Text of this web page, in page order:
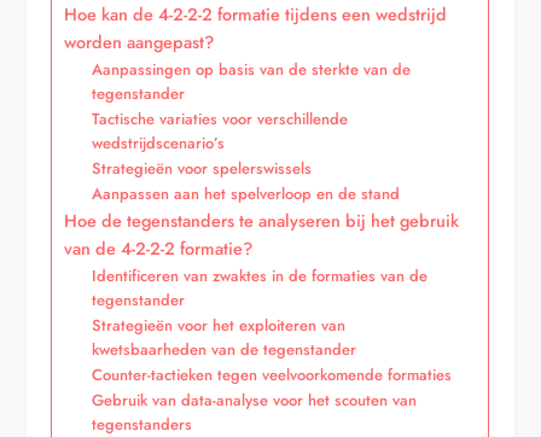
Hoe kan de 4-2-2-2 formatie tijdens een wedstrijd
worden aangepast?
Aanpassingen op basis van de sterkte van de
tegenstander
Tactische variaties voor verschillende
wedstrijdscenario’s
Strategieën voor spelerswissels
Aanpassen aan het spelverloop en de stand
Hoe de tegenstanders te analyseren bij het gebruik
van de 4-2-2-2 formatie?
Identificeren van zwaktes in de formaties van de
tegenstander
Strategieën voor het exploiteren van
kwetsbaarheden van de tegenstander
Counter-tactieken tegen veelvoorkomende formaties
Gebruik van data-analyse voor het scouten van
tegenstanders